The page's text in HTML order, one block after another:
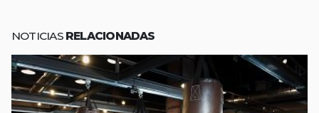
NOTICIAS RELACIONADAS